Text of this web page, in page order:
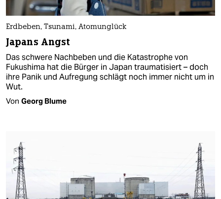
Erdbeben, Tsunami, Atomunglück
Japans Angst
Das schwere Nachbeben und die Katastrophe von
Fukushima hat die Bürger in Japan traumatisiert – doch
ihre Panik und Aufregung schlägt noch immer nicht um in
Wut.
Von Georg Blume